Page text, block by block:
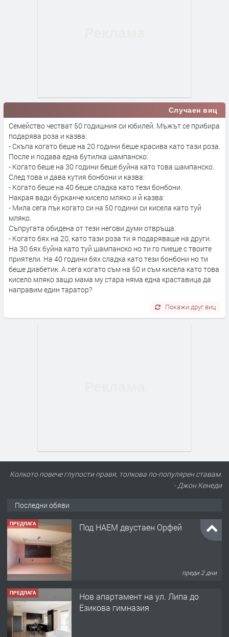
Случаен виц
Семейство честват 50 годишния си юбилей. Мъжът се прибира
подарява роза и казва:
- Скъпа когато беше на 20 години беше красива като тази роза.
После и подава една бутилка шампанско:
- Когато беше на 30 години беше буйна като това шампанско.
След това и дава кутия бонбони и казва:
- Когато беше на 40 беше сладка като тези бонбони.
Накрая вади бурканче кисело мляко и й казва:
- Мила сега пък когато си на 50 години си кисела като туй
мляко.
Съпругата обидена от тези негови думи отвръща:
- Когато бях на 20, като тази роза ти я подаряваше на други.
На 30 бях буйна като туй шампанско но ти го пиеше с твоите
приятели. На 40 години бях сладка като тези бонбони но ти
беше диабетик. А сега когато съм на 50 и съм кисела като това
кисело мляко защо мама му стара няма една краставица да
направим един таратор?
Покажи друг виц
Колкото повече глупости правя, толкова по-популярен ставам.
- Джон Кенеди
Последни обяви
ПРЕДЛАГА Под НАЕМ двустаен Орфей
преди 2 дни
ПРЕДЛАГА
Нов апартамент на ул. Липа до
Езикова гимназия